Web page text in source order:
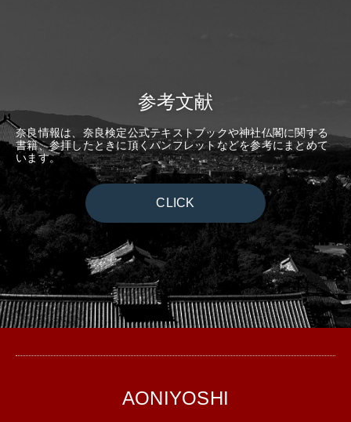
参考文献
奈良情報は、奈良検定公式テキストブックや神社仏閣に関する
書籍、参拝したときに頂くパンフレットなどを参考にまとめて
います。
CLICK
AONIYOSHI